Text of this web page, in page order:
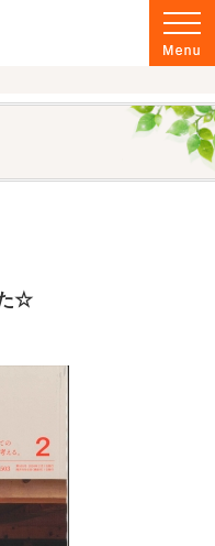
建設会社なら当社へ。
がける建設会社なら森の家
☆